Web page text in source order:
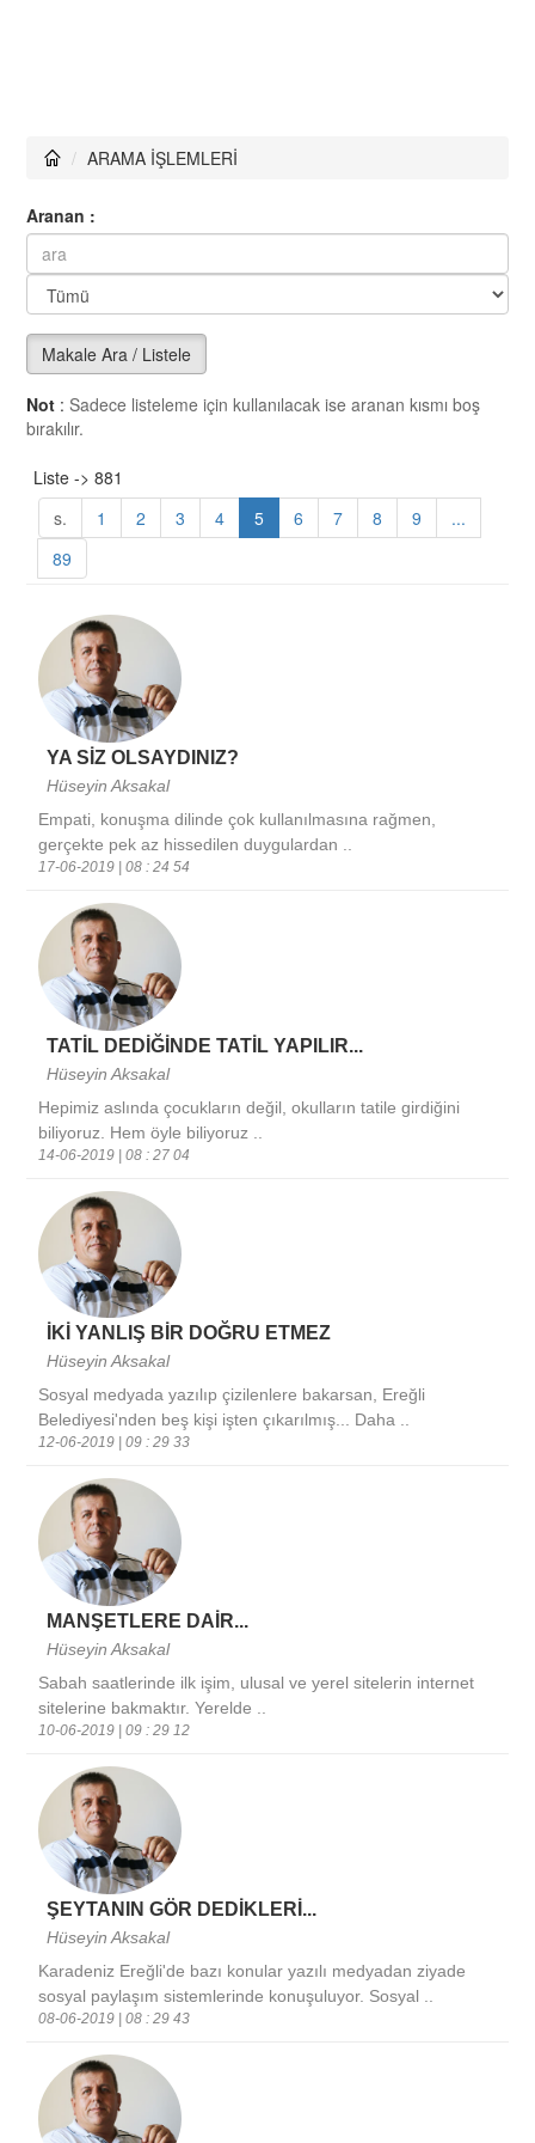
ARAMA İŞLEMLERİ
Aranan :
Makale Ara / Listele
Not : Sadece listeleme için kullanılacak ise aranan kısmı boş
bırakılır.
Liste -> 881
s.
1 2 3 4 5 6 7 8 9
...
89
YA SİZ OLSAYDINIZ?
Hüseyin Aksakal
Empati, konuşma dilinde çok kullanılmasına rağmen,
gerçekte pek az hissedilen duygulardan ..
17-06-2019 | 08 : 24 54
TATİL DEDİĞİNDE TATİL YAPILIR...
Hüseyin Aksakal
Hepimiz aslında çocukların değil, okulların tatile girdiğini
biliyoruz. Hem öyle biliyoruz ..
14-06-2019 | 08 : 27 04
İKİ YANLIŞ BİR DOĞRU ETMEZ
Hüseyin Aksakal
Sosyal medyada yazılıp çizilenlere bakarsan, Ereğli
Belediyesi'nden beş kişi işten çıkarılmış... Daha ..
12-06-2019 | 09 : 29 33
MANŞETLERE DAİR...
Hüseyin Aksakal
Sabah saatlerinde ilk işim, ulusal ve yerel sitelerin internet
sitelerine bakmaktır. Yerelde ..
10-06-2019 | 09 : 29 12
ŞEYTANIN GÖR DEDİKLERİ...
Hüseyin Aksakal
Karadeniz Ereğli'de bazı konular yazılı medyadan ziyade
sosyal paylaşım sistemlerinde konuşuluyor. Sosyal ..
08-06-2019 | 08 : 29 43